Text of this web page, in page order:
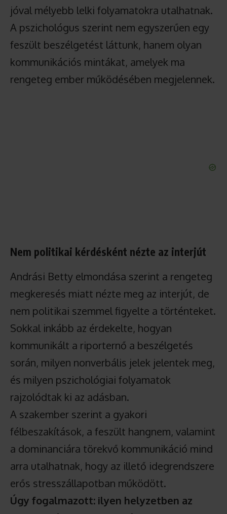
jóval mélyebb lelki folyamatokra utalhatnak.
A pszichológus szerint nem egyszerűen egy
feszült beszélgetést láttunk, hanem olyan
kommunikációs mintákat, amelyek ma
rengeteg ember működésében megjelennek.
Nem politikai kérdésként nézte az interjút
Andrási Betty elmondása szerint a rengeteg
megkeresés miatt nézte meg az interjút, de
nem politikai szemmel figyelte a történteket.
Sokkal inkább az érdekelte, hogyan
kommunikált a riporternő a beszélgetés
során, milyen nonverbális jelek jelentek meg,
és milyen pszichológiai folyamatok
rajzolódtak ki az adásban.
A szakember szerint a gyakori
félbeszakítások, a feszült hangnem, valamint
a dominanciára törekvő kommunikáció mind
arra utalhatnak, hogy az illető idegrendszere
erős stresszállapotban működött.
Úgy fogalmazott: ilyen helyzetben az